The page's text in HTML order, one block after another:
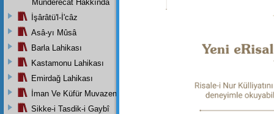
mahlûk
Sen
Âlve
Münderecat Hakkında
İşârâtü'l-İ'câz
Asâ-yı Mûsâ
Barla Lahikası
Kastamonu Lahikası
Emirdağ Lahikası
İman Ve Küfür Muvazeneleri
Sikke-i Tasdik-i Gaybî